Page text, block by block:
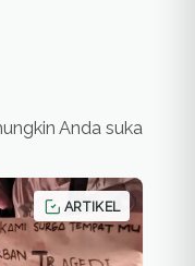
Anda suka
ARTIKEL